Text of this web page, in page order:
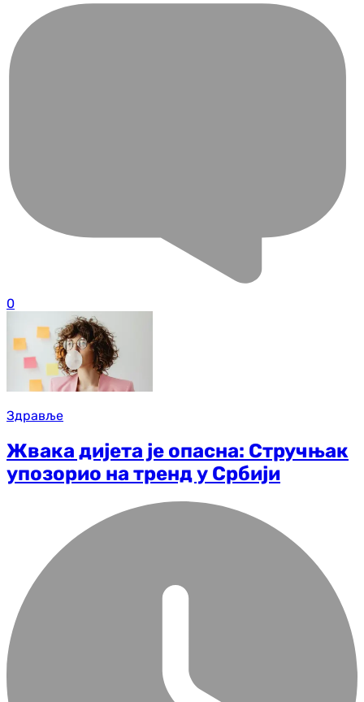
0
Здравље
Жвака дијета је опасна: Стручњак
упозорио на тренд у Србији